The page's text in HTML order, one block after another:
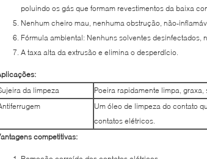
poluindo os gás que formam revestimentos da baixa
Nenhum cheiro mau, nenhuma obstrução, não-
Fórmula ambiental: Nenhuns solventes desinfectados,
A taxa alta da extrusão e elimina o desperdício.
da limpeza
Poeira rapidamente limpa,
Um óleo de limpeza do contato
contatos elétricos.
competitivas: